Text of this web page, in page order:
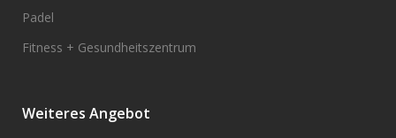
Padel
Fitness + Gesundheitszentrum
Weiteres Angebot